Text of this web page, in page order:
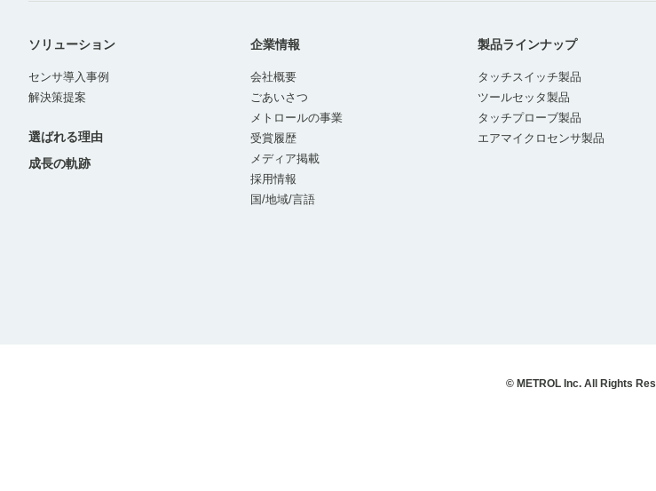
ソリューション
センサ導入事例
解決策提案
選ばれる理由
成長の軌跡
企業情報
会社概要
ごあいさつ
メトロールの事業
受賞履歴
メディア掲載
採用情報
国/地域/言語
製品ラインナップ
タッチスイッチ製品
ツールセッタ製品
タッチプローブ製品
エアマイクロセンサ製品
© METROL Inc. All Rights